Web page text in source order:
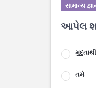
સામાન્ય
આપેલ
મુદુતાથી
તમે